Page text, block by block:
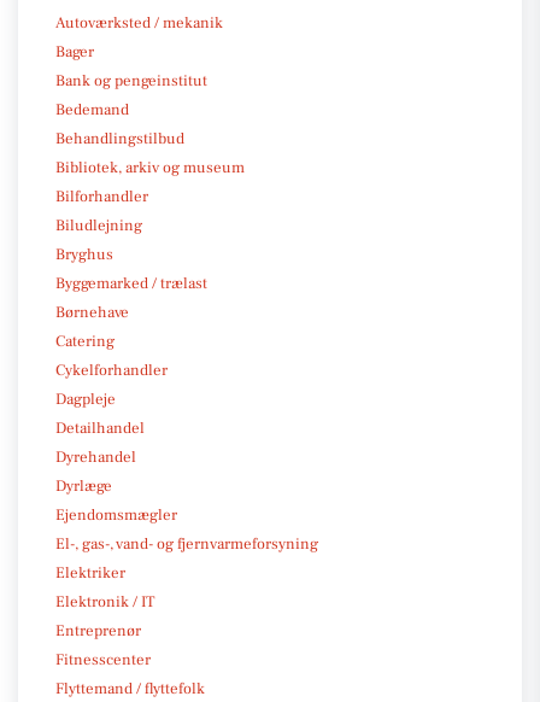
Autoværksted / mekanik
Bager
Bank og pengeinstitut
Bedemand
Behandlingstilbud
Bibliotek, arkiv og museum
Bilforhandler
Biludlejning
Bryghus
Byggemarked / trælast
Børnehave
Catering
Cykelforhandler
Dagpleje
Detailhandel
Dyrehandel
Dyrlæge
Ejendomsmægler
El-, gas-, vand- og fjernvarmeforsyning
Elektriker
Elektronik / IT
Entreprenør
Fitnesscenter
Flyttemand / flyttefolk